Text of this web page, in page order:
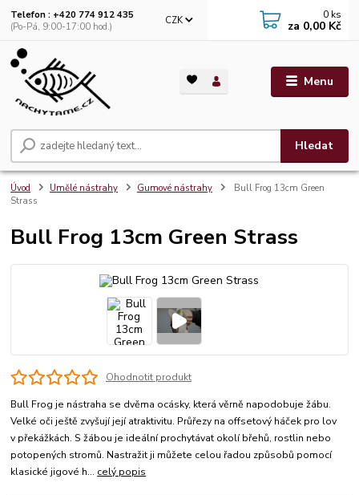
Menu
CZK
Hledat
Telefon : +420 774 912 435
(Po-Pá, 9:00-17:00 hod.)
0 ks
za 0,00 Kč
Úvod Umělé nástrahy Gumové nástrahy
Bull Frog 13cm Green
Strass
Bull Frog 13cm Green Strass
Ohodnotit produkt
Bull Frog je nástraha se dvěma ocásky, která věrně napodobuje žábu.
Velké oči ještě zvyšují její atraktivitu. Průřezy na offsetový háček pro lov
v překážkách. S žábou je ideální prochytávat okolí břehů, rostlin nebo
potopených stromů. Nastražit ji můžete celou řadou způsobů pomocí
klasické jigové h... celý popis